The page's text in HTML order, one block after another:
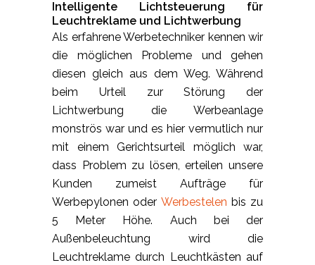
Intelligente Lichtsteuerung für
Leuchtreklame und Lichtwerbung
Als erfahrene Werbetechniker kennen wir
die möglichen Probleme und gehen
diesen gleich aus dem Weg. Während
beim Urteil zur Störung der
Lichtwerbung die Werbeanlage
monströs war und es hier vermutlich nur
mit einem Gerichtsurteil möglich war,
dass Problem zu lösen, erteilen unsere
Kunden zumeist Aufträge für
Werbepylonen oder Werbestelen bis zu
5 Meter Höhe. Auch bei der
Außenbeleuchtung wird die
Leuchtreklame durch Leuchtkästen auf